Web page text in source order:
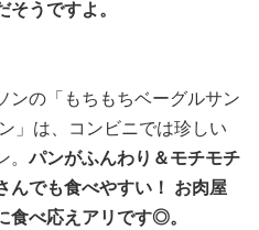
うですよ。
ンの「もちもちベーグルサン
」は、コンビニでは珍しい
。パンがふんわり＆モチモチ
んでも食べやすい！ お肉屋
食べ応えアリです◎。